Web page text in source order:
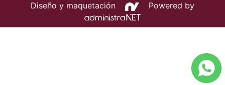
Diseño y maquetación Powered by